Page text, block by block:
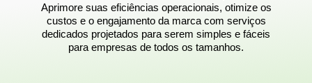
Aprimore suas eficiências operacionais, otimize os
custos e o engajamento da marca com serviços
dedicados projetados para serem simples e fáceis
para empresas de todos os tamanhos.